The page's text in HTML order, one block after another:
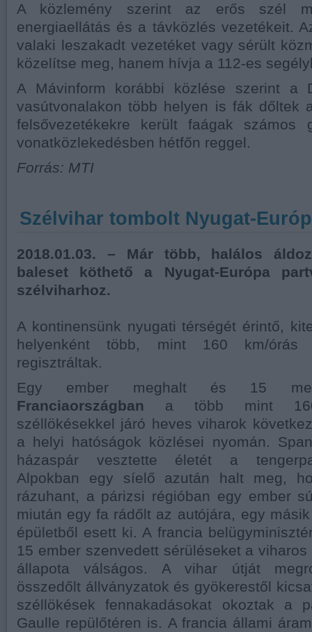
A közlemény szerint az erős szél
energiaellátás és a távközlés vezetékeit.
valaki leszakadt vezetéket vagy sérült
közelítse meg, hanem hívja a 112-es
A Mávinform korábbi közlése szerint a
vasútvonalakon több helyen is fák dőltek
felsővezetékekre került faágak számos
vonatközlekedésben hétfőn reggel.
Forrás: MTI
Szélvihar tombolt Nyugat-
2018.01.03. – Már több, halálos
baleset köthető a Nyugat-Európa
szélviharhoz.
A kontinensünk nyugati térségét érintő,
helyenként több, mint 160 km/órás
regisztráltak.
Egy ember meghalt és 15
Franciaországban a több mint 160
széllökésekkel járó heves viharok
a helyi hatóságok közlései nyomán.
házaspár vesztette életét a
Alpokban egy síelő azután halt meg,
rázuhant, a párizsi régióban egy ember
miután egy fa rádőlt az autójára, egy
épületből esett ki. A francia
15 ember szenvedett sérüléseket a
állapota válságos. A vihar útját
összedőlt állványzatok és gyökerestől
széllökések fennakadásokat okoztak a
Gaulle repülőtéren is. A francia állami